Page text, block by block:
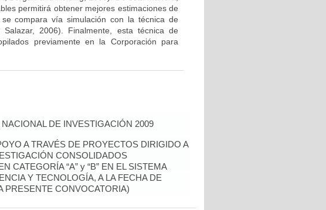
permitirá obtener mejores estimaciones de
compara vía simulación con la técnica de
2006). Finalmente, esta técnica de
previamente en la Corporación para
DE INVESTIGACIÓN 2009
A TRAVÉS DE PROYECTOS DIRIGIDO A
CONSOLIDADOS
CATEGORÍA “A” y “B” EN EL SISTEMA
Y TECNOLOGÍA, A LA FECHA DE
PRESENTE CONVOCATORIA)